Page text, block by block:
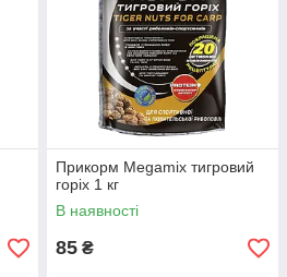
Прикорм Megamix тигровий
горіх 1 кг
В наявності
85 ₴